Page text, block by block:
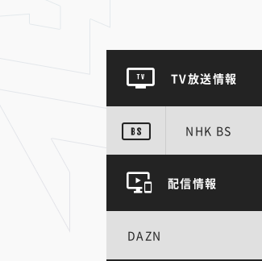
TV放送情報
NHK BS
配信情報
DAZN